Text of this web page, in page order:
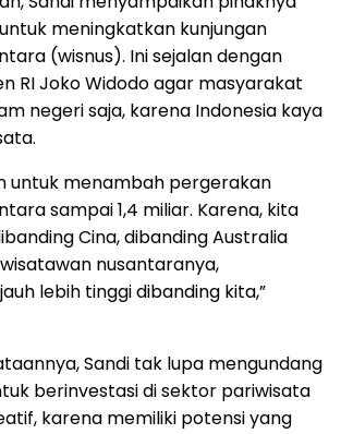
meningkatkan kunjungan
(wisnus). Ini sejalan dengan
RI Joko Widodo agar masyarakat
negeri saja, karena Indonesia kaya
untuk menambah pergerakan
sampai 1,4 miliar. Karena, kita
Cina, dibanding Australia
nusantaranya,
lebih tinggi dibanding kita,”
Sandi tak lupa mengundang
berinvestasi di sektor pariwisata
karena memiliki potensi yang